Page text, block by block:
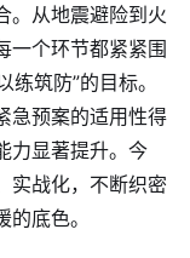
。从地震避险到火
一个环节都紧紧围
筑防”的目标。
急预案的适用性得
力显著提升。今
实战化，不断织密
底色。